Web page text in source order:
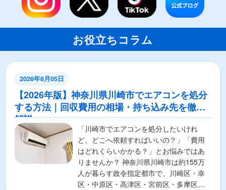
お役立ちコラム
2026年8月05日
【2026年版】神奈川県川崎市でエアコンを処分
する方法｜回収費用の相場・持ち込み先を徹底
解説
「川崎市でエアコンを処分したいけれ
ど、どこへ依頼すればいいの？」「費用
はどれくらいかかる？」とお悩みではあ
りませんか？ 神奈川県川崎市は約155万
人が暮らす政令指定都市で、川崎区・幸
区・中原区・高津区・宮前区・多摩区・